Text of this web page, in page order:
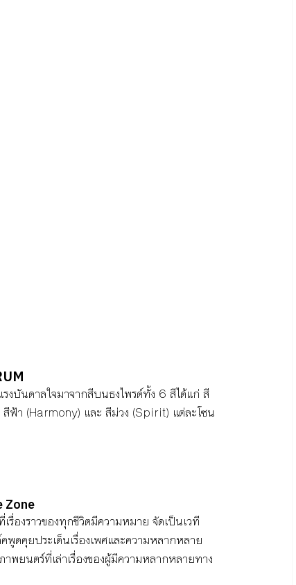
บันดาลใจมาจากสีบนธงไพรด์ทั้ง 6 สีได้แก่ สี
ฟ้า (Harmony) และ สีม่วง (Spirit) แต่ละโซน
Zone
เรื่องราวของทุกชีวิตมีความหมาย จัดเป็นเวที
พูดคุยประเด็นเรื่องเพศและความหลากหลาย
าพยนตร์ที่เล่าเรื่องของผู้มีความหลากหลายทาง